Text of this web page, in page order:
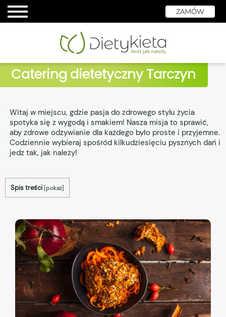
ZAMÓW
Catering dietetyczny Tarczyn
Witaj w miejscu, gdzie pasja do zdrowego stylu życia
spotyka się z wygodą i smakiem! Nasza misja to sprawić,
aby zdrowe odżywianie dla każdego było proste i przyjemne.
Codziennie wybieraj spośród kilkudziesięciu pysznych dań i
jedz tak, jak należy!
Spis treści [pokaż]